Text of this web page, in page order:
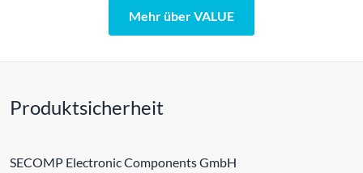
Mehr über VALUE
Produktsicherheit
SECOMP Electronic Components GmbH